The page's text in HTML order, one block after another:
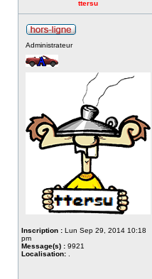
ttersu
Administrateur
Inscription : Lun Sep 29, 2014 10:18
pm
Message(s) : 9921
Localisation: